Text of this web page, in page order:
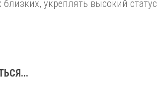
укреплять высокий статус